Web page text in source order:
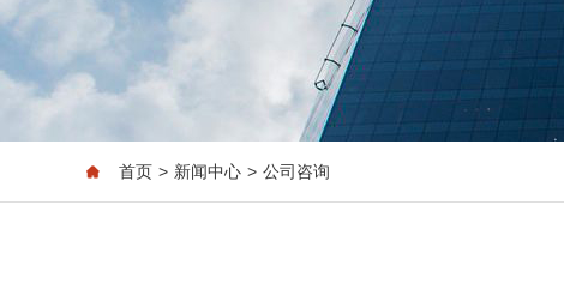
首页 > 新闻中心 > 公司咨询